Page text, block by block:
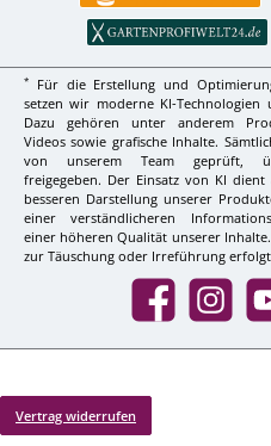
*
Für die Erstellung und
setzen wir moderne KI-Technologien
Dazu gehören unter anderem
Videos sowie grafische Inhalte.
von unserem Team geprüft,
freigegeben. Der Einsatz von KI dient
besseren Darstellung unserer
einer verständlicheren
einer höheren Qualität unserer
zur Täuschung oder Irreführung
Facebook Instagram
Vertrag widerrufen